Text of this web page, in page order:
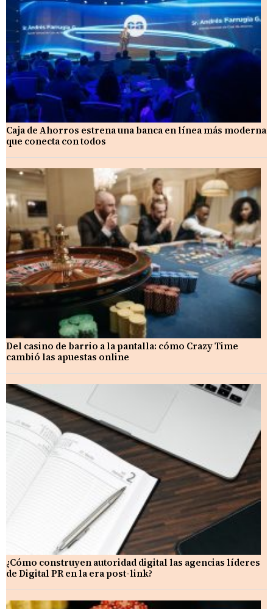
Caja de Ahorros estrena una banca en línea más moderna
que conecta con todos
Del casino de barrio a la pantalla: cómo Crazy Time
cambió las apuestas online
¿Cómo construyen autoridad digital las agencias líderes
de Digital PR en la era post-link?